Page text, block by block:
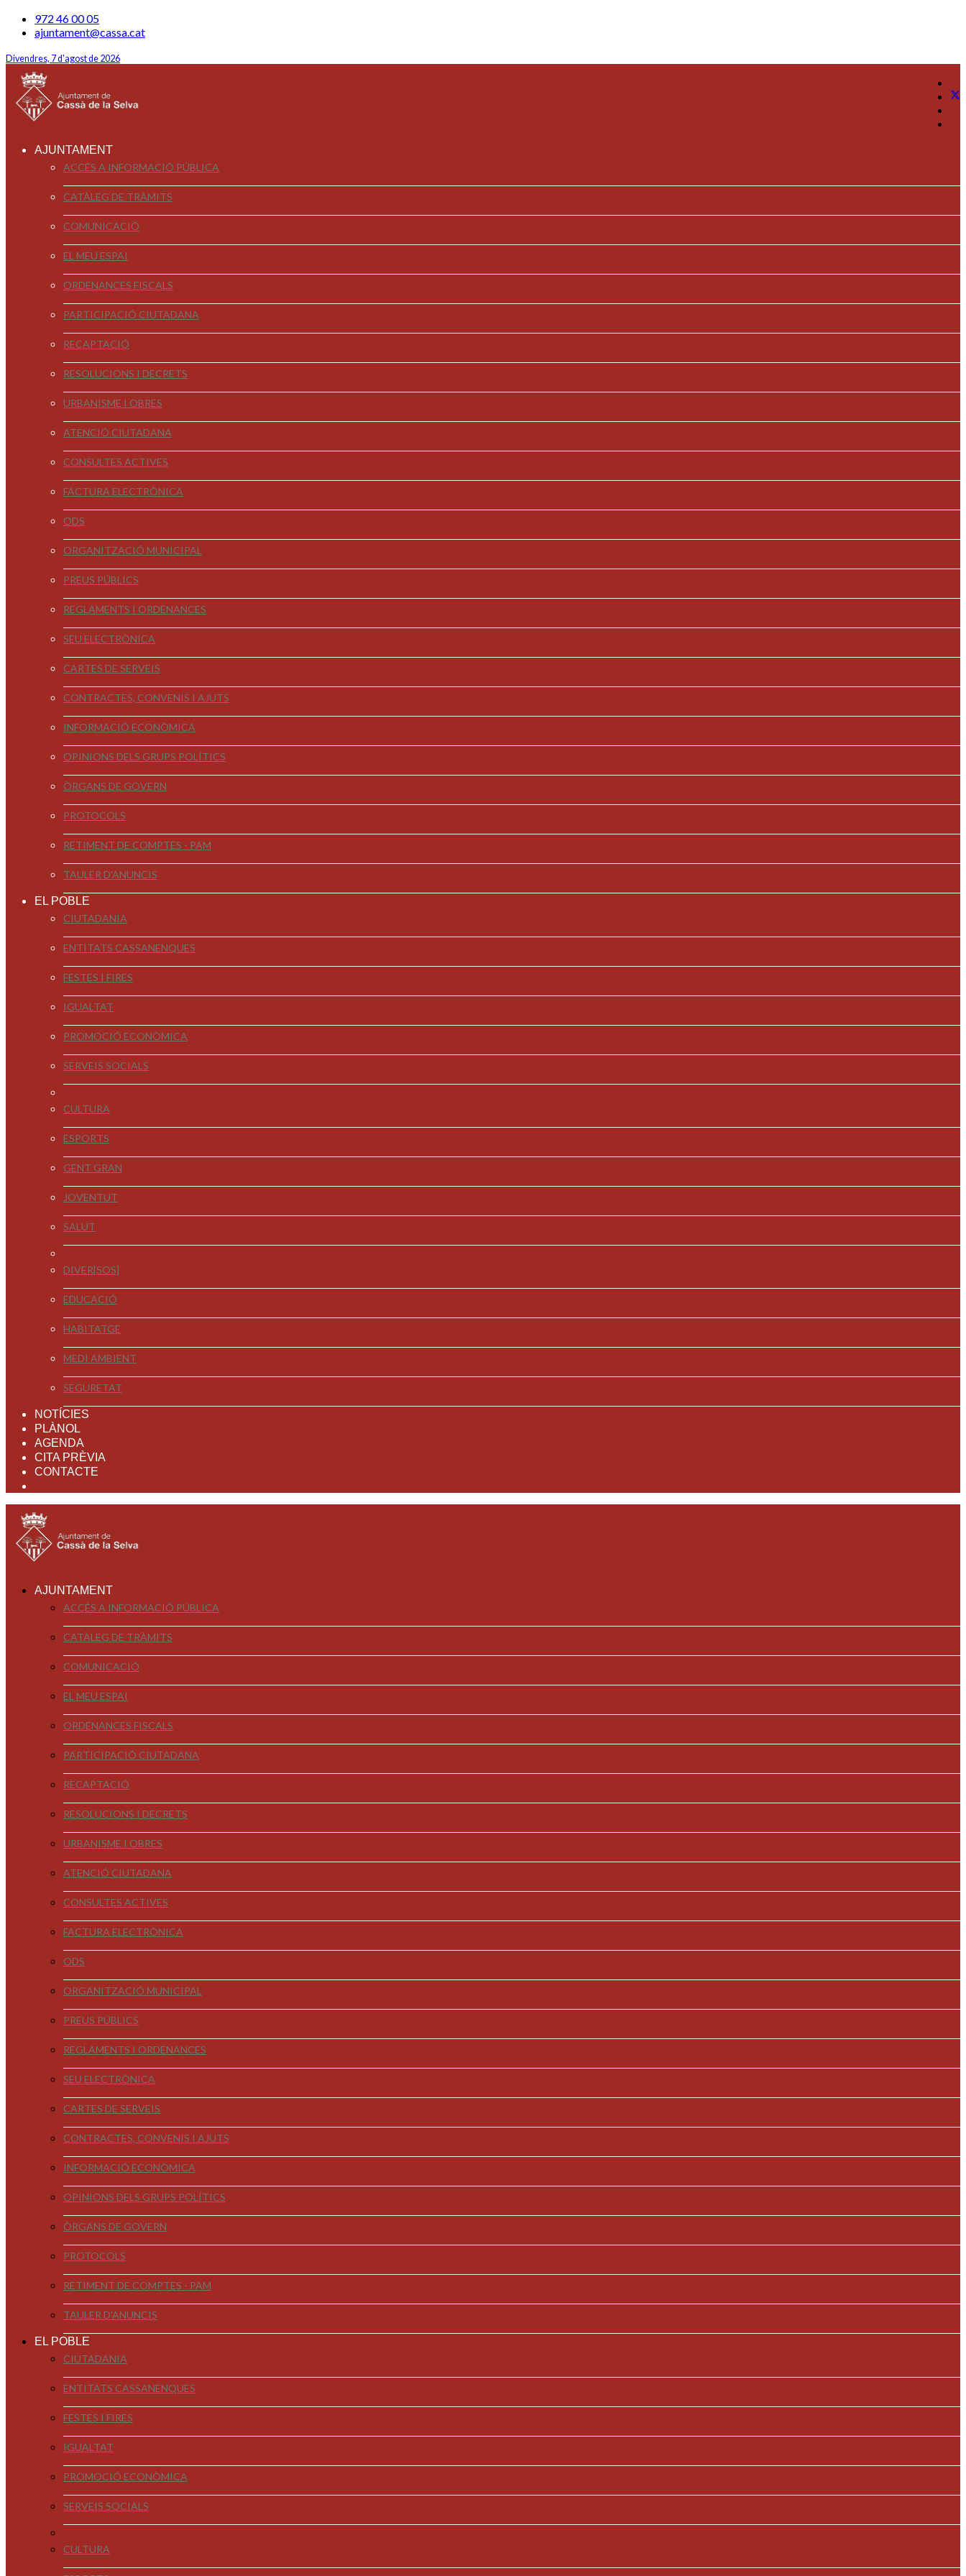
972 46 00 05
ajuntament@cassa.cat
Divendres, 7 d'agost de 2026
AJUNTAMENT
ACCÉS A INFORMACIÓ PÚBLICA
CATÀLEG DE TRÀMITS
COMUNICACIÓ
EL MEU ESPAI
ORDENANCES FISCALS
PARTICIPACIÓ CIUTADANA
RECAPTACIÓ
RESOLUCIONS I DECRETS
URBANISME I OBRES
ATENCIÓ CIUTADANA
CONSULTES ACTIVES
FACTURA ELECTRÒNICA
ODS
ORGANITZACIÓ MUNICIPAL
PREUS PÚBLICS
REGLAMENTS I ORDENANCES
SEU ELECTRÒNICA
CARTES DE SERVEIS
CONTRACTES, CONVENIS I AJUTS
INFORMACIÓ ECONÒMICA
OPINIONS DELS GRUPS POLÍTICS
ÒRGANS DE GOVERN
PROTOCOLS
RETIMENT DE COMPTES - PAM
TAULER D'ANUNCIS
EL POBLE
CIUTADANIA
ENTITATS CASSANENQUES
FESTES I FIRES
IGUALTAT
PROMOCIÓ ECONÒMICA
SERVEIS SOCIALS
CULTURA
ESPORTS
GENT GRAN
JOVENTUT
SALUT
DIVER[SOS]
EDUCACIÓ
HABITATGE
MEDI AMBIENT
SEGURETAT
NOTÍCIES
PLÀNOL
AGENDA
CITA PRÈVIA
CONTACTE
AJUNTAMENT
ACCÉS A INFORMACIÓ PÚBLICA
CATÀLEG DE TRÀMITS
COMUNICACIÓ
EL MEU ESPAI
ORDENANCES FISCALS
PARTICIPACIÓ CIUTADANA
RECAPTACIÓ
RESOLUCIONS I DECRETS
URBANISME I OBRES
ATENCIÓ CIUTADANA
CONSULTES ACTIVES
FACTURA ELECTRÒNICA
ODS
ORGANITZACIÓ MUNICIPAL
PREUS PÚBLICS
REGLAMENTS I ORDENANCES
SEU ELECTRÒNICA
CARTES DE SERVEIS
CONTRACTES, CONVENIS I AJUTS
INFORMACIÓ ECONÒMICA
OPINIONS DELS GRUPS POLÍTICS
ÒRGANS DE GOVERN
PROTOCOLS
RETIMENT DE COMPTES - PAM
TAULER D'ANUNCIS
EL POBLE
CIUTADANIA
ENTITATS CASSANENQUES
FESTES I FIRES
IGUALTAT
PROMOCIÓ ECONÒMICA
SERVEIS SOCIALS
CULTURA